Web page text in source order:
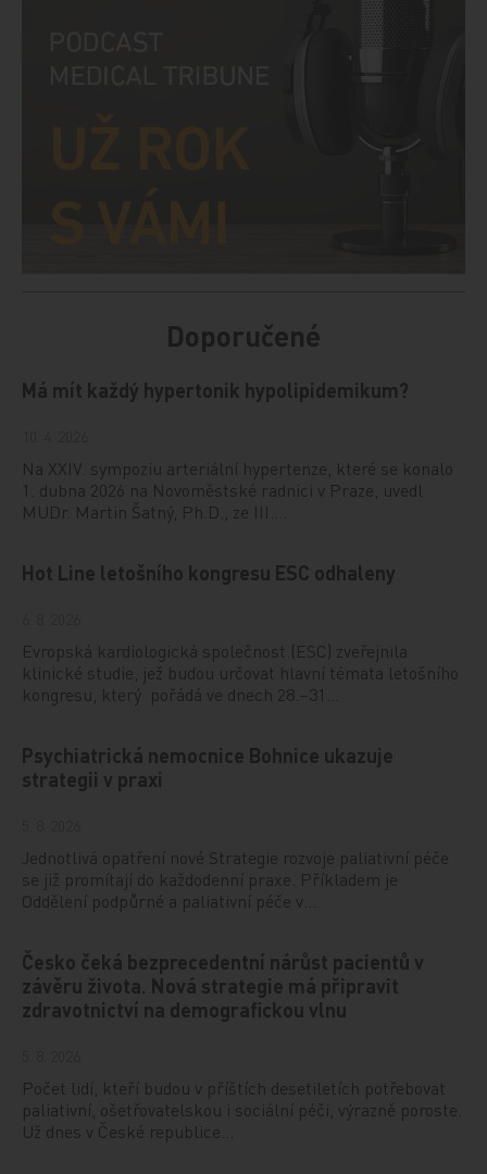
Doporučené
Má mít každý hypertonik hypolipidemikum?
Na XXIV. sympoziu arteriální hypertenze, které se konalo
1. dubna 2026 na Novoměstské radnici v Praze, uvedl
MUDr. Martin Šatný, Ph.D., ze III.…
Hot Line letošního kongresu ESC odhaleny
Evropská kardiologická společnost (ESC) zveřejnila
klinické studie, jež budou určovat hlavní témata letošního
kongresu, který pořádá ve dnech 28.–31…
Psychiatrická nemocnice Bohnice ukazuje
strategii v praxi
Jednotlivá opatření nové Strategie rozvoje paliativní péče
se již promítají do každodenní praxe. Příkladem je
Oddělení podpůrné a paliativní péče v…
Česko čeká bezprecedentní nárůst pacientů v
závěru života. Nová strategie má připravit
zdravotnictví na demografickou vlnu
Počet lidí, kteří budou v příštích desetiletích potřebovat
paliativní, ošetřovatelskou i sociální péči, výrazně poroste.
Už dnes v České republice…